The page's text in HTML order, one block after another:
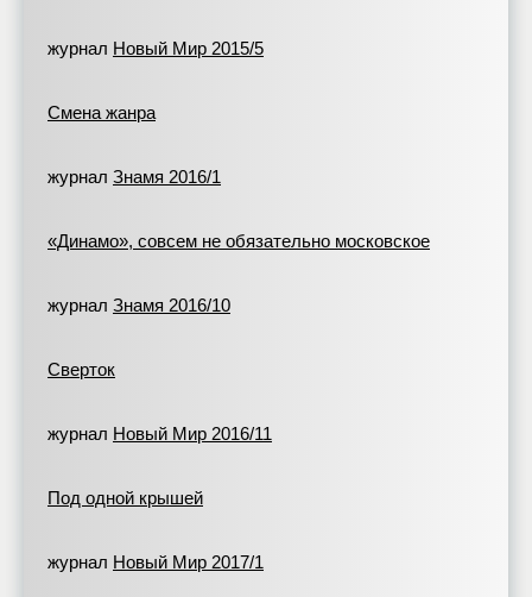
журнал Новый Мир 2015/5
Смена жанра
журнал Знамя 2016/1
«Динамо», совсем не обязательно московское
журнал Знамя 2016/10
Сверток
журнал Новый Мир 2016/11
Под одной крышей
журнал Новый Мир 2017/1